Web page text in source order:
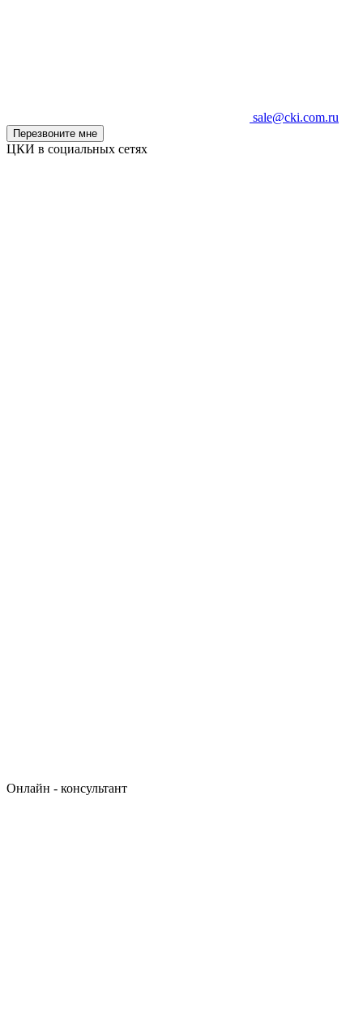
sale@cki.com.ru
Перезвоните мне
ЦКИ в социальных сетях
Онлайн - консультант